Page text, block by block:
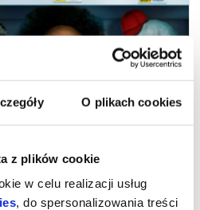
O plikach cookies
z plików cookie
w celu realizacji usług
, do spersonalizowania treści